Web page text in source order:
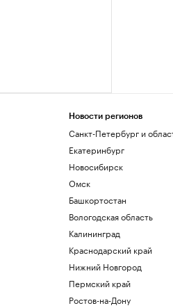
Новости регионов
Санкт-Петербург и
Екатеринбург
Новосибирск
Омск
Башкортостан
Вологодская область
Калининград
Краснодарский край
Нижний Новгород
Пермский край
Ростов-на-Дону